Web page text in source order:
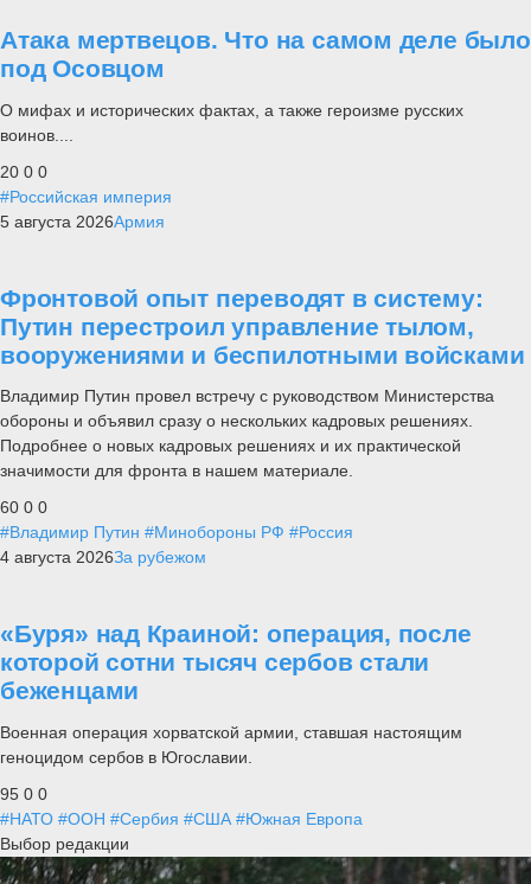
Атака мертвецов. Что на самом деле было
под Осовцом
О мифах и исторических фактах, а также героизме русских
воинов....
20 0 0
#Российская империя
5 августа 2026Армия
Фронтовой опыт переводят в систему:
Путин перестроил управление тылом,
вооружениями и беспилотными войсками
Владимир Путин провел встречу с руководством Министерства
обороны и объявил сразу о нескольких кадровых решениях.
Подробнее о новых кадровых решениях и их практической
значимости для фронта в нашем материале.
60 0 0
#Владимир Путин #Минобороны РФ #Россия
4 августа 2026За рубежом
«Буря» над Краиной: операция, после
которой сотни тысяч сербов стали
беженцами
Военная операция хорватской армии, ставшая настоящим
геноцидом сербов в Югославии.
95 0 0
#НАТО #ООН #Сербия #США #Южная Европа
Выбор редакции